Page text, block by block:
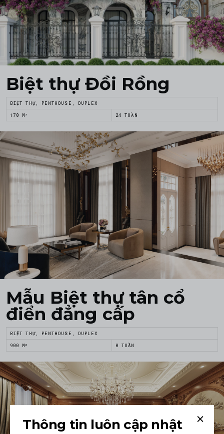
Thông tin luôn cập nhật
Biệt thự Đồi Rồng
BIỆT THỰ, PENTHOUSE, DUPLEX
170 M² 24 TUẦN
Mẫu Biệt thự tân cổ
điển đẳng cấp
BIỆT THỰ, PENTHOUSE, DUPLEX
900 M² 0 TUẦN